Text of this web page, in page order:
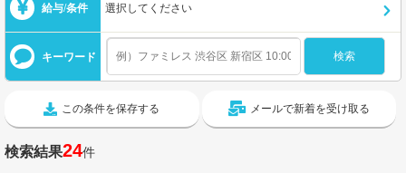
給与/条件 選択してください
キーワード
この条件を保存する メールで新着を受け取る
検索結果24件